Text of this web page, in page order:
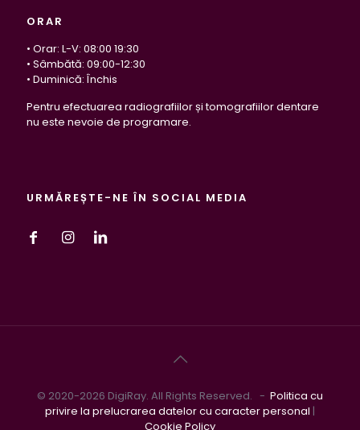
ORAR
• Orar: L-V: 08:00 19:30
• Sâmbătă: 09:00-12:30
• Duminică: Închis
Pentru efectuarea radiografiilor și tomografiilor dentare
nu este nevoie de programare.
URMĂREȘTE-NE ÎN SOCIAL MEDIA
© 2020-2026 DigiRay. All Rights Reserved. - Politica cu
privire la prelucrarea datelor cu caracter personal |
Cookie Policy